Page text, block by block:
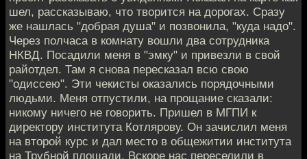
шел, рассказываю, что творится на дорогах. Сразу
же нашлась "добрая душа" и позвонила, "куда надо".
Через полчаса в комнату вошли два сотрудника
НКВД. Посадили меня в "эмку" и привезли в свой
райотдел. Там я снова пересказал всю свою
"одиссею". Эти чекисты оказались порядочными
людьми. Меня отпустили, на прощание сказали:
никому ничего не говорить. Пришел в МГПИ к
директору института Котлярову. Он зачислил меня
на второй курс и дал место в общежитии института
на Трубной площади. Вскоре нас переселили в